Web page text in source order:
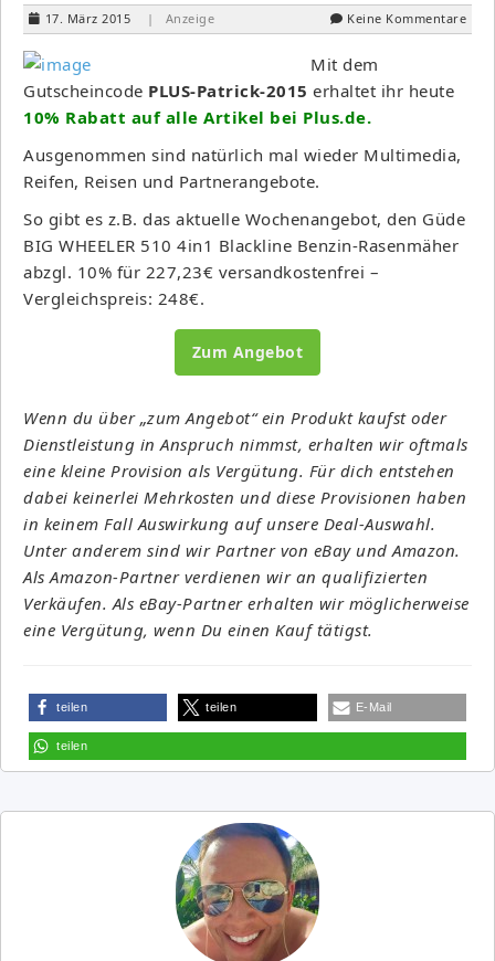
17. März 2015 | Anzeige Keine Kommentare
Mit dem
Gutscheincode PLUS-Patrick-2015 erhaltet ihr heute
10% Rabatt auf alle Artikel bei Plus.de.
Ausgenommen sind natürlich mal wieder Multimedia,
Reifen, Reisen und Partnerangebote.
So gibt es z.B. das aktuelle Wochenangebot, den Güde
BIG WHEELER 510 4in1 Blackline Benzin-Rasenmäher
abzgl. 10% für 227,23€ versandkostenfrei –
Vergleichspreis: 248€.
Zum Angebot
Wenn du über „zum Angebot“ ein Produkt kaufst oder
Dienstleistung in Anspruch nimmst, erhalten wir oftmals
eine kleine Provision als Vergütung. Für dich entstehen
dabei keinerlei Mehrkosten und diese Provisionen haben
in keinem Fall Auswirkung auf unsere Deal-Auswahl.
Unter anderem sind wir Partner von eBay und Amazon.
Als Amazon-Partner verdienen wir an qualifizierten
Verkäufen. Als eBay-Partner erhalten wir möglicherweise
eine Vergütung, wenn Du einen Kauf tätigst.
teilen teilen E-Mail
teilen